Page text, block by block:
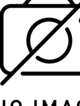
По Выбору И